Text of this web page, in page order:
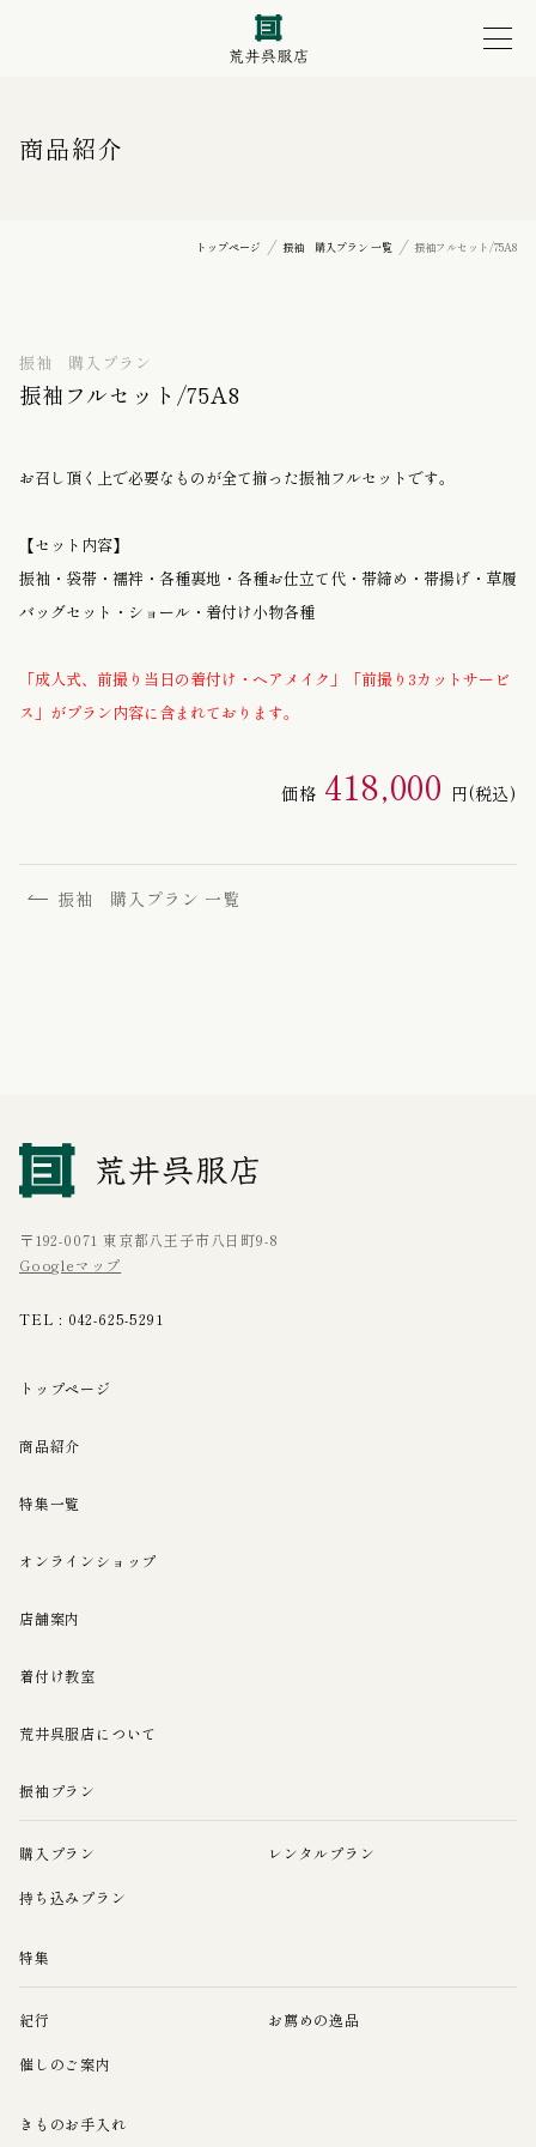
商品紹介
トップページ 振袖 購入プラン 一覧 振袖フルセット/75A8
振袖 購入プラン
振袖フルセット/75A8
お召し頂く上で必要なものが全て揃った振袖フルセットです。
【セット内容】
振袖・袋帯・襦袢・各種裏地・各種お仕立て代・帯締め・帯揚げ・草履
バッグセット・ショール・着付け小物各種
「成人式、前撮り当日の着付け・ヘアメイク」「前撮り3カットサービ
ス」がプラン内容に含まれております。
価格 418,000 円(税込)
振袖 購入プラン 一覧
〒192-0071 東京都八王子市八日町9-8
Googleマップ
TEL : 042-625-5291
トップページ
商品紹介
特集一覧
オンラインショップ
店舗案内
着付け教室
荒井呉服店について
振袖プラン
購入プラン レンタルプラン
持ち込みプラン
特集
紀行 お薦めの逸品
催しのご案内
きものお手入れ